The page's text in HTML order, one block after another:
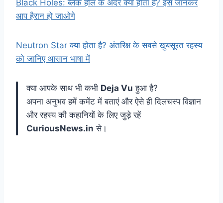
Black Holes: ब्लैक होल के अंदर क्या होता है? इसे जानकर
आप हैरान हो जाओगे
Neutron Star क्या होता है? अंतरिक्ष के सबसे खुबसूरत रहस्य
को जानिए आसान भाषा में
क्या आपके साथ भी कभी Deja Vu हुआ है?
अपना अनुभव हमें कमेंट में बताएं और ऐसे ही दिलचस्प विज्ञान
और रहस्य की कहानियों के लिए जुड़े रहें
CuriousNews.in से।